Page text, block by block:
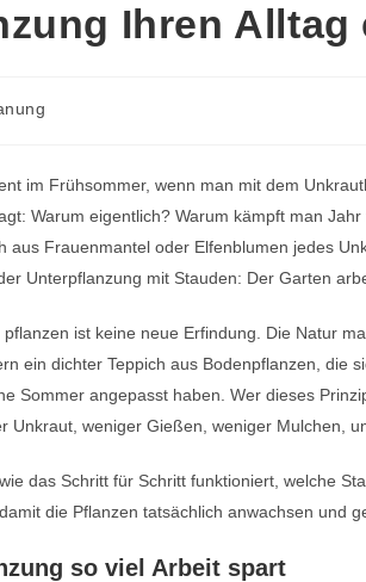
Ihren Alltag
im Frühsommer, wenn man mit dem
Warum eigentlich? Warum kämpft man
aus Frauenmantel oder Elfenblumen jedes
Unterpflanzung mit Stauden: Der Garten
ist keine neue Erfindung. Die Natur
ein dichter Teppich aus Bodenpflanzen, die
Sommer angepasst haben. Wer dieses
Unkraut, weniger Gießen, weniger Mulchen,
das Schritt für Schritt funktioniert, welche
die Pflanzen tatsächlich anwachsen und
so viel Arbeit spart